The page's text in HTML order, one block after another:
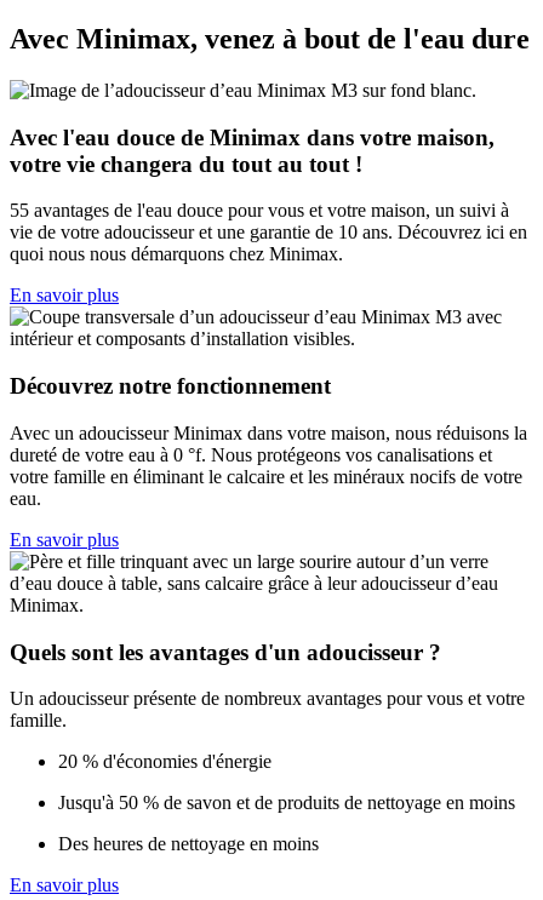
Avec Minimax, venez à bout de l'eau dure
Avec l'eau douce de Minimax dans votre maison,
votre vie changera du tout au tout !
55 avantages de l'eau douce pour vous et votre maison, un suivi à
vie de votre adoucisseur et une garantie de 10 ans. Découvrez ici en
quoi nous nous démarquons chez Minimax.
En savoir plus
Découvrez notre fonctionnement
Avec un adoucisseur Minimax dans votre maison, nous réduisons la
dureté de votre eau à 0 °f. Nous protégeons vos canalisations et
votre famille en éliminant le calcaire et les minéraux nocifs de votre
eau.
En savoir plus
Quels sont les avantages d'un adoucisseur ?
Un adoucisseur présente de nombreux avantages pour vous et votre
famille.
20 % d'économies d'énergie
Jusqu'à 50 % de savon et de produits de nettoyage en moins
Des heures de nettoyage en moins
En savoir plus